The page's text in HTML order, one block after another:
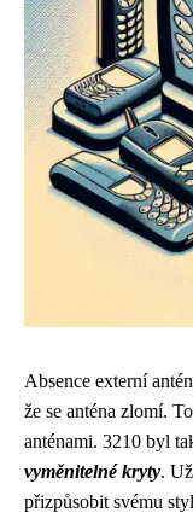
Absence externí
že se anténa zlomí.
anténami. 3210 byl
vyměnitelné kryty.
přizpůsobit svému